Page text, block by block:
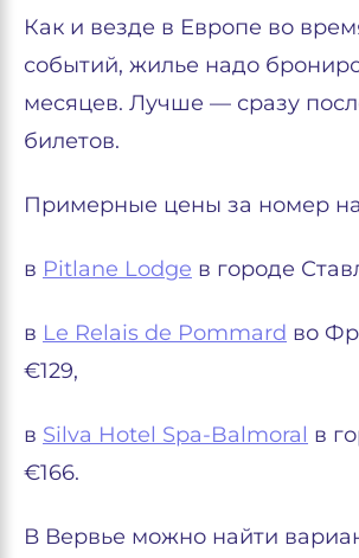
Как и везде в Европе во
событий, жилье надо
месяцев. Лучше — сразу
билетов.
Примерные цены за номер
в Pitlane Lodge в городе
в Le Relais de Pommard во
€129,
в Silva Hotel Spa-Balmoral в
€166.
В Вервье можно найти